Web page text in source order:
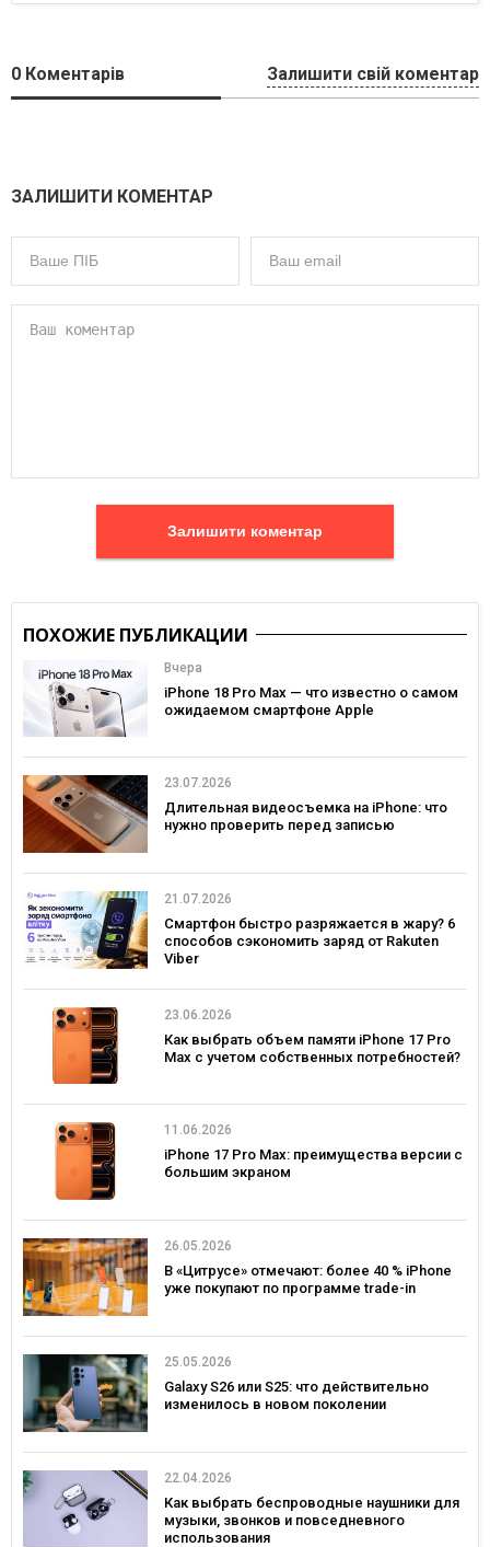
0 Коментарів Залишити свій коментар
ЗАЛИШИТИ КОМЕНТАР
Залишити коментар
ПОХОЖИЕ ПУБЛИКАЦИИ
Вчера
iPhone 18 Pro Max — что известно о самом
ожидаемом смартфоне Apple
23.07.2026
Длительная видеосъемка на iPhone: что
нужно проверить перед записью
21.07.2026
Смартфон быстро разряжается в жару? 6
способов сэкономить заряд от Rakuten
Viber
23.06.2026
Как выбрать объем памяти iPhone 17 Pro
Max с учетом собственных потребностей?
11.06.2026
iPhone 17 Pro Max: преимущества версии с
большим экраном
26.05.2026
В «Цитрусе» отмечают: более 40 % iPhone
уже покупают по программе trade-in
25.05.2026
Galaxy S26 или S25: что действительно
изменилось в новом поколении
22.04.2026
Как выбрать беспроводные наушники для
музыки, звонков и повседневного
использования